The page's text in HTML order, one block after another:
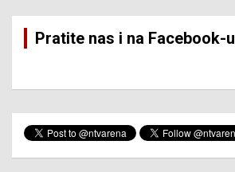
Pratite nas i na Facebook-u